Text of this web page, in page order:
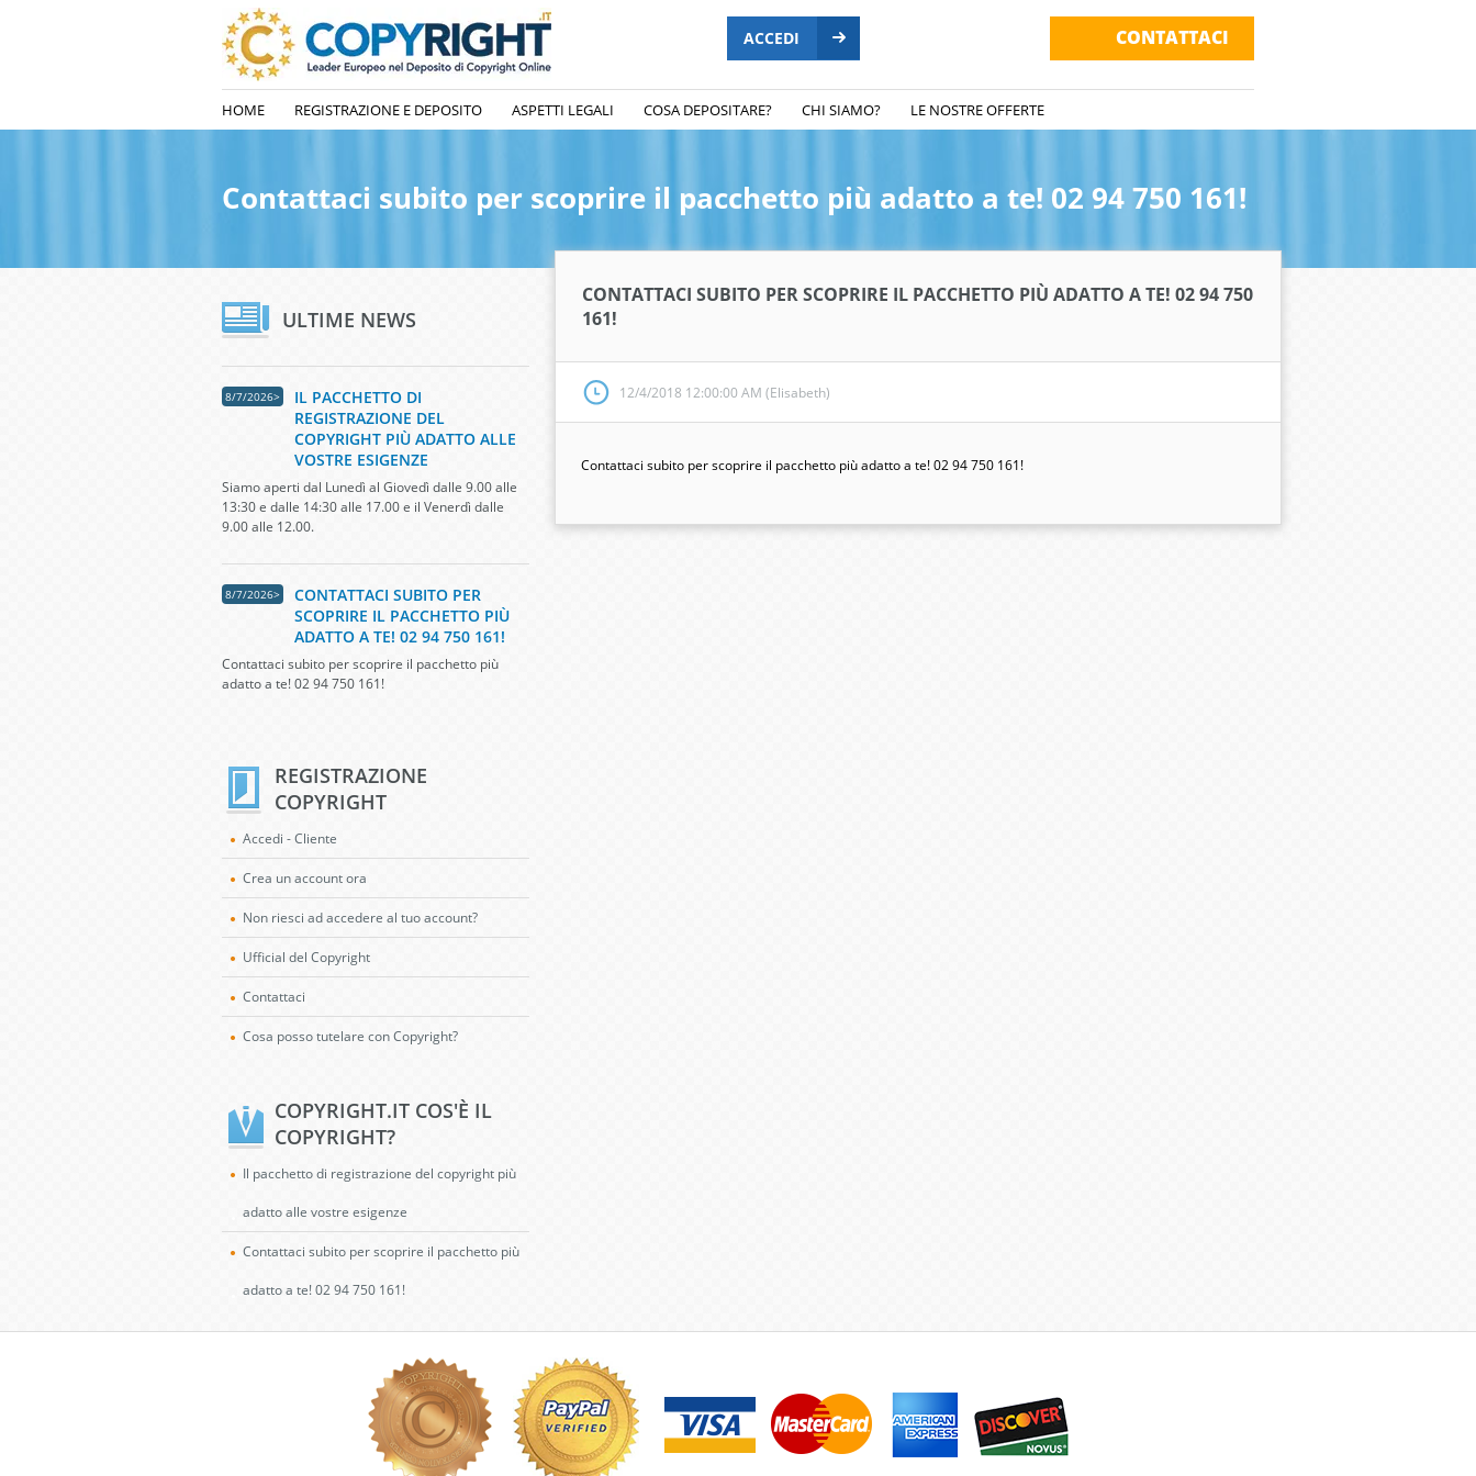
ACCEDI CONTATTACI
HOME REGISTRAZIONE E DEPOSITO ASPETTI LEGALI COSA DEPOSITARE? CHI SIAMO? LE NOSTRE OFFERTE
Contattaci subito per scoprire il pacchetto più adatto a te! 02 94 750 161!
ULTIME NEWS
8/7/2026>
IL PACCHETTO DI
REGISTRAZIONE DEL
COPYRIGHT PIÙ ADATTO ALLE
VOSTRE ESIGENZE
Siamo aperti dal Lunedì al Giovedì dalle 9.00 alle
13:30 e dalle 14:30 alle 17.00 e il Venerdì dalle
9.00 alle 12.00.
8/7/2026>
CONTATTACI SUBITO PER
SCOPRIRE IL PACCHETTO PIÙ
ADATTO A TE! 02 94 750 161!
Contattaci subito per scoprire il pacchetto più
adatto a te! 02 94 750 161!
REGISTRAZIONE
COPYRIGHT
Accedi - Cliente
Crea un account ora
Non riesci ad accedere al tuo account?
Ufficial del Copyright
Contattaci
Cosa posso tutelare con Copyright?
COPYRIGHT.IT COS'È IL
COPYRIGHT?
Il pacchetto di registrazione del copyright più
adatto alle vostre esigenze
Contattaci subito per scoprire il pacchetto più
adatto a te! 02 94 750 161!
CONTATTACI SUBITO PER SCOPRIRE IL PACCHETTO PIÙ ADATTO A TE! 02 94 750
161!
12/4/2018 12:00:00 AM (Elisabeth)
Contattaci subito per scoprire il pacchetto più adatto a te! 02 94 750 161!